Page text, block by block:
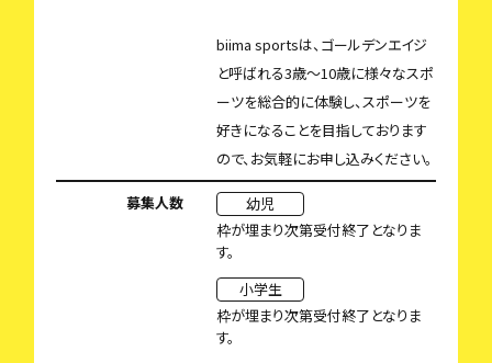
biima sportsは、ゴールデンエイジ
と呼ばれる3歳〜10歳に様々なスポ
ーツを総合的に体験し、スポーツを
好きになることを目指しております
ので、お気軽にお申し込みください。
募集人数
幼児
枠が埋まり次第受付終了となりま
す。
小学生
枠が埋まり次第受付終了となりま
す。